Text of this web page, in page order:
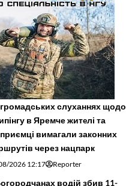
слуханнях щодо
в Яремче житeлі та
вимагали законних
через нацпарк
2026 12:17 Reporter
водій збив 11-